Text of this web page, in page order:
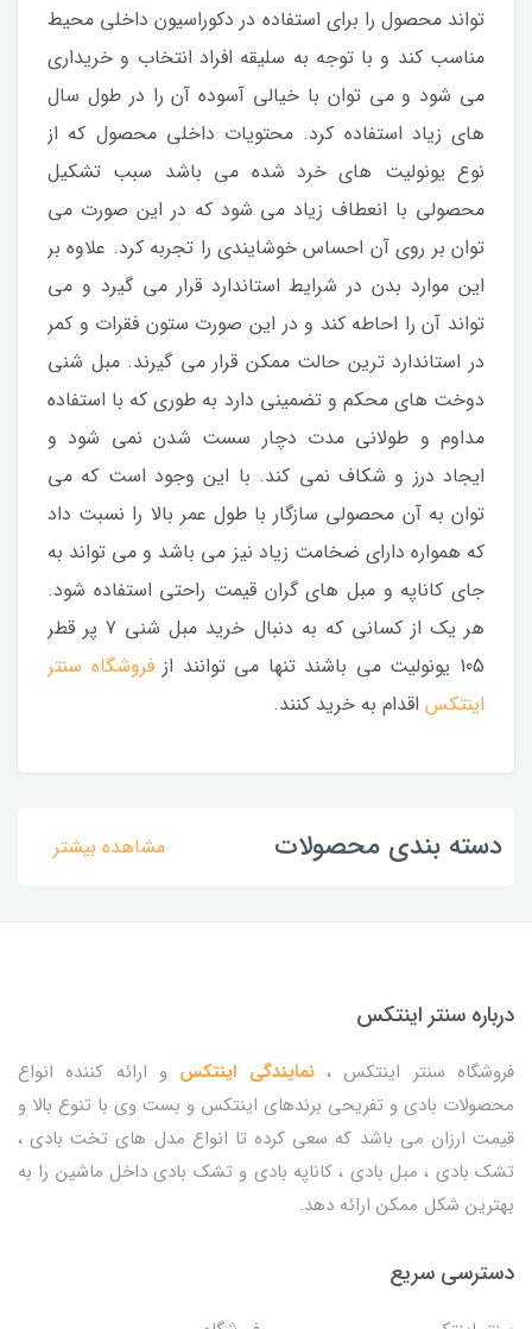
تواند محصول را برای استفاده در دکوراسیون داخلی محیط
مناسب کند و با توجه به سلیقه افراد انتخاب و خریداری
می شود و می توان با خیالی آسوده آن را در طول سال
های زیاد استفاده کرد. محتویات داخلی محصول که از
نوع یونولیت های خرد شده می باشد سبب تشکیل
محصولی با انعطاف زیاد می شود که در این صورت می
توان بر روی آن احساس خوشایندی را تجربه کرد. علاوه بر
این موارد بدن در شرایط استاندارد قرار می گیرد و می
تواند آن را احاطه کند و در این صورت ستون فقرات و کمر
در استاندارد ترین حالت ممکن قرار می گیرند. مبل شنی
دوخت های محکم و تضمینی دارد به طوری که با استفاده
مداوم و طولانی مدت دچار سست شدن نمی شود و
ایجاد درز و شکاف نمی کند. با این وجود است که می
توان به آن محصولی سازگار با طول عمر بالا را نسبت داد
که همواره دارای ضخامت زیاد نیز می باشد و می تواند به
جای کاناپه و مبل های گران قیمت راحتی استفاده شود.
هر یک از کسانی که به دنبال خرید مبل شنی 7 پر قطر
105 یونولیت می باشند تنها می توانند از
فروشگاه سنتر
اینتکس اقدام به خرید کنند.
دسته بندی محصولات مشاهده بیشتر
درباره سنتر اینتکس
فروشگاه سنتر اینتکس ،نمایندگی اینتکس و ارائه کننده انواع
محصولات بادی و تفریحی برندهای اینتکس و بست وی با تنوع بالا و
قیمت ارزان می باشد که سعی کرده تا انواع مدل های تخت بادی ،
تشک بادی ، مبل بادی ، کاناپه بادی و تشک بادی داخل ماشین را به
بهترین شکل ممکن ارائه دهد.
دسترسی سریع